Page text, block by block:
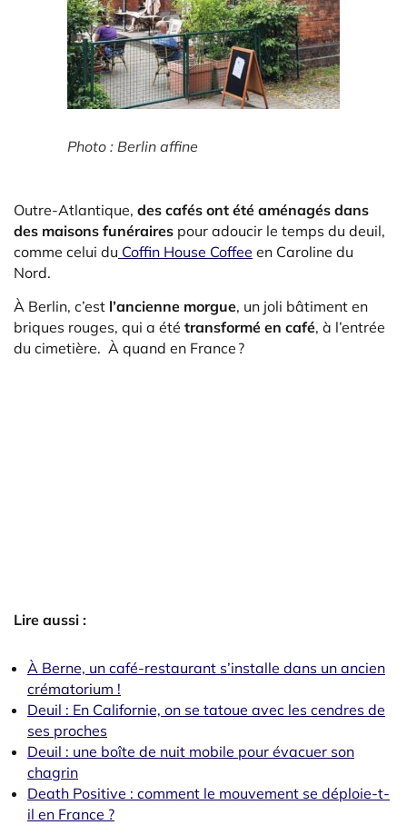
Photo : Berlin affine
Outre-Atlantique, des cafés ont été aménagés dans
des maisons funéraires pour adoucir le temps du deuil,
comme celui du Coffin House Coffee en Caroline du
Nord.
À Berlin, c’est l’ancienne morgue, un joli bâtiment en
briques rouges, qui a été transformé en café, à l’entrée
du cimetière. À quand en France ?
Lire aussi :
À Berne, un café-restaurant s’installe dans un ancien
crématorium !
Deuil : En Californie, on se tatoue avec les cendres de
ses proches
Deuil : une boîte de nuit mobile pour évacuer son
chagrin
Death Positive : comment le mouvement se déploie-t-
il en France ?